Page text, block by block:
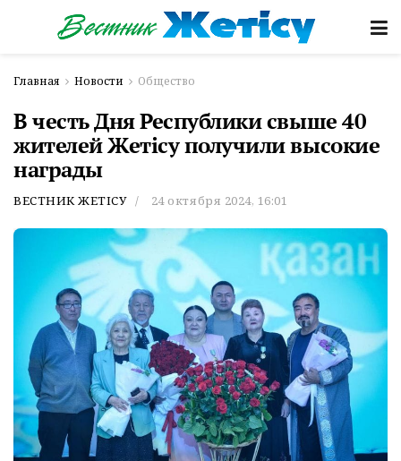
Главная Новости Общество
В честь Дня Республики свыше 40
жителей Жетісу получили высокие
награды
ВЕСТНИК ЖЕТІСУ 24 октября 2024, 16:01